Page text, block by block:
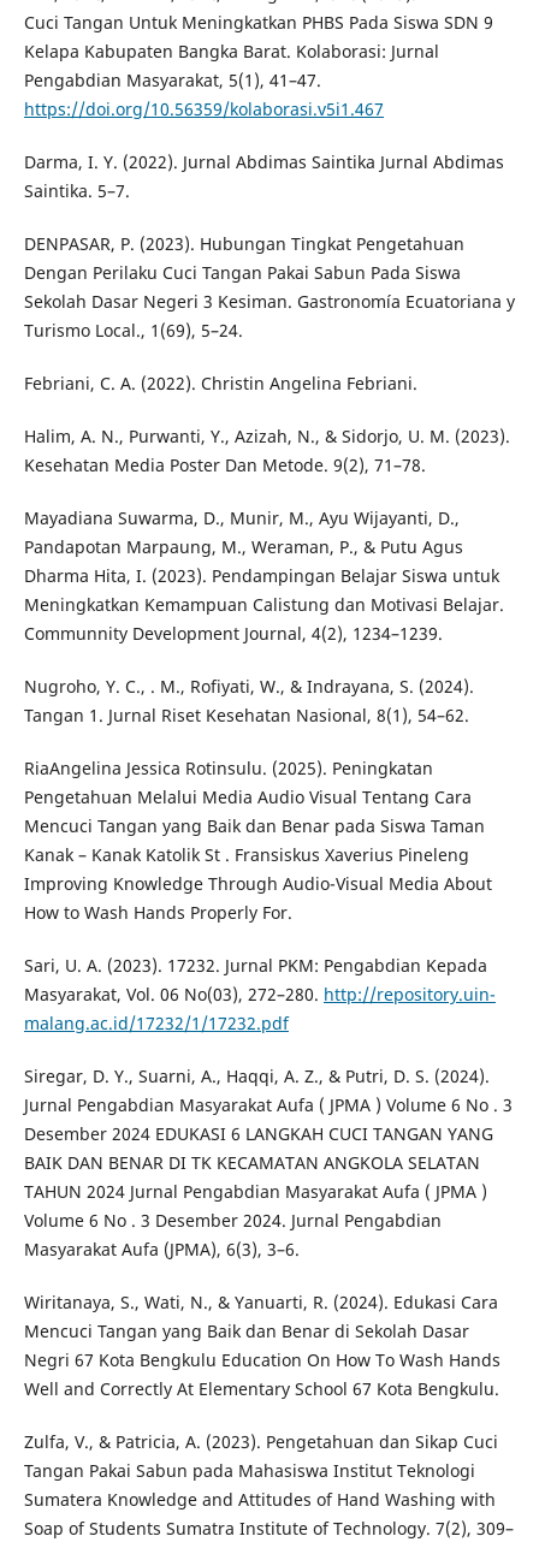
Cuci Tangan Untuk Meningkatkan PHBS Pada Siswa SDN 9
Kelapa Kabupaten Bangka Barat. Kolaborasi: Jurnal
Pengabdian Masyarakat, 5(1), 41–47.
https://doi.org/10.56359/kolaborasi.v5i1.467
Darma, I. Y. (2022). Jurnal Abdimas Saintika Jurnal Abdimas
Saintika. 5–7.
DENPASAR, P. (2023). Hubungan Tingkat Pengetahuan
Dengan Perilaku Cuci Tangan Pakai Sabun Pada Siswa
Sekolah Dasar Negeri 3 Kesiman. Gastronomía Ecuatoriana y
Turismo Local., 1(69), 5–24.
Febriani, C. A. (2022). Christin Angelina Febriani.
Halim, A. N., Purwanti, Y., Azizah, N., & Sidorjo, U. M. (2023).
Kesehatan Media Poster Dan Metode. 9(2), 71–78.
Mayadiana Suwarma, D., Munir, M., Ayu Wijayanti, D.,
Pandapotan Marpaung, M., Weraman, P., & Putu Agus
Dharma Hita, I. (2023). Pendampingan Belajar Siswa untuk
Meningkatkan Kemampuan Calistung dan Motivasi Belajar.
Communnity Development Journal, 4(2), 1234–1239.
Nugroho, Y. C., . M., Rofiyati, W., & Indrayana, S. (2024).
Tangan 1. Jurnal Riset Kesehatan Nasional, 8(1), 54–62.
RiaAngelina Jessica Rotinsulu. (2025). Peningkatan
Pengetahuan Melalui Media Audio Visual Tentang Cara
Mencuci Tangan yang Baik dan Benar pada Siswa Taman
Kanak – Kanak Katolik St . Fransiskus Xaverius Pineleng
Improving Knowledge Through Audio-Visual Media About
How to Wash Hands Properly For.
Sari, U. A. (2023). 17232. Jurnal PKM: Pengabdian Kepada
Masyarakat, Vol. 06 No(03), 272–280. http://repository.uin-
malang.ac.id/17232/1/17232.pdf
Siregar, D. Y., Suarni, A., Haqqi, A. Z., & Putri, D. S. (2024).
Jurnal Pengabdian Masyarakat Aufa ( JPMA ) Volume 6 No . 3
Desember 2024 EDUKASI 6 LANGKAH CUCI TANGAN YANG
BAIK DAN BENAR DI TK KECAMATAN ANGKOLA SELATAN
TAHUN 2024 Jurnal Pengabdian Masyarakat Aufa ( JPMA )
Volume 6 No . 3 Desember 2024. Jurnal Pengabdian
Masyarakat Aufa (JPMA), 6(3), 3–6.
Wiritanaya, S., Wati, N., & Yanuarti, R. (2024). Edukasi Cara
Mencuci Tangan yang Baik dan Benar di Sekolah Dasar
Negri 67 Kota Bengkulu Education On How To Wash Hands
Well and Correctly At Elementary School 67 Kota Bengkulu.
Zulfa, V., & Patricia, A. (2023). Pengetahuan dan Sikap Cuci
Tangan Pakai Sabun pada Mahasiswa Institut Teknologi
Sumatera Knowledge and Attitudes of Hand Washing with
Soap of Students Sumatra Institute of Technology. 7(2), 309–